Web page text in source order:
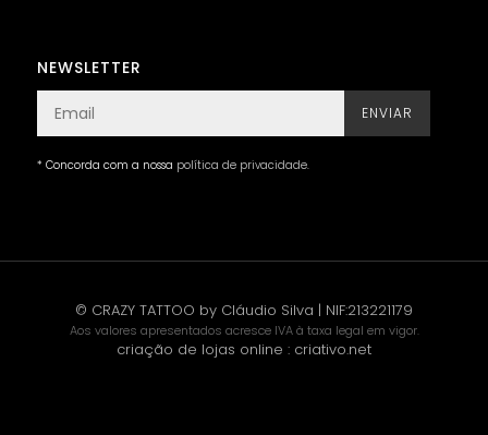
NEWSLETTER
ENVIAR
* Concorda com a nossa política de privacidade.
© CRAZY TATTOO by Cláudio Silva | NIF:213221179
Aos valores apresentados acresce IVA à taxa legal em vigor.
criação de lojas online : criativo.net